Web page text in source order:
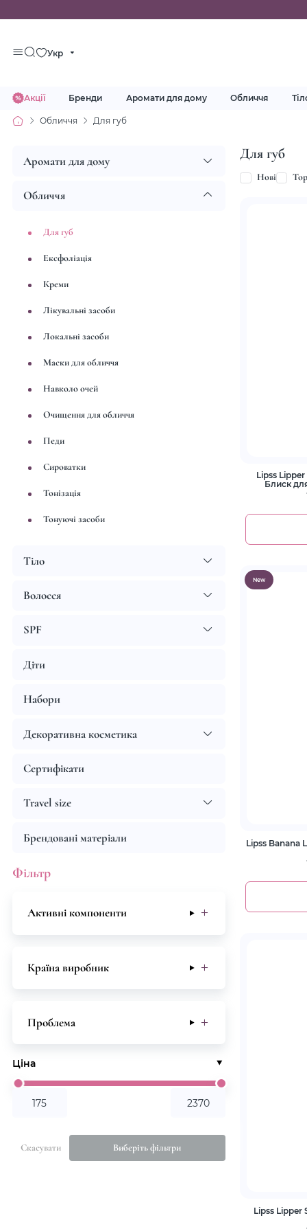
Укр
Акції Бренди Аромати для дому Обличчя
Обличчя Для губ
Для губ
Нові Top
Lipss Lipper
Блиск
New
Lipss Banana
Lipss Lipper
Аромати для дому
Обличчя
Для губ
Ексфоліація
Креми
Лікувальні засоби
Локальні засоби
Маски для обличчя
Навколо очей
Очищення для обличчя
Педи
Сироватки
Тонізація
Тонуючі засоби
Тіло
Волосся
SPF
Діти
Набори
Декоративна косметика
Сертифікати
Travel size
Брендовані матеріали
Фільтр
Активні компоненти
Країна виробник
Проблема
Ціна
Скасувати Виберіть фільтри